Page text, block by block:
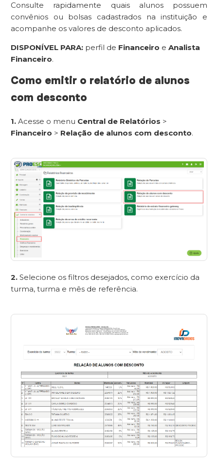
Consulte rapidamente quais alunos possuem
convênios ou bolsas cadastrados na instituição e
acompanhe os valores de desconto aplicados.
DISPONÍVEL PARA: perfil de Financeiro eAnalista
Financeiro.
Como emitir o relatório de alunos
com desconto
1. Acesse o menu Central de Relatórios >
Financeiro > Relação de alunos com desconto.
2. Selecione os filtros desejados, como exercício da
turma, turma e mês de referência.